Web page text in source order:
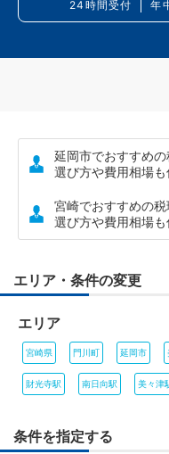
24時間受付 年
延岡市でおすすめ
選び方や費用相場
宮崎でおすすめの
選び方や費用相場
エリア・条件の変更
エリア
宮崎県 門川町 延岡市
財光寺駅 南日向駅 美々津
条件を指定する